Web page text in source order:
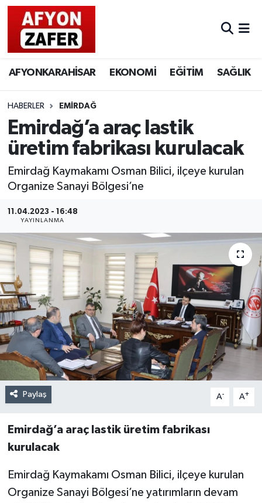
AFYONKARAHİSAR EKONOMİ EĞİTİM SAĞLIK
HABERLER EMİRDAĞ
Emirdağ’a araç lastik
üretim fabrikası kurulacak
Emirdağ Kaymakamı Osman Bilici, ilçeye kurulan
Organize Sanayi Bölgesi’ne
11.04.2023 - 16:48
YAYINLANMA
Paylaş A- A+
Emirdağ’a araç lastik üretim fabrikası
kurulacak
Emirdağ Kaymakamı Osman Bilici, ilçeye kurulan
Organize Sanayi Bölgesi’ne yatırımların devam